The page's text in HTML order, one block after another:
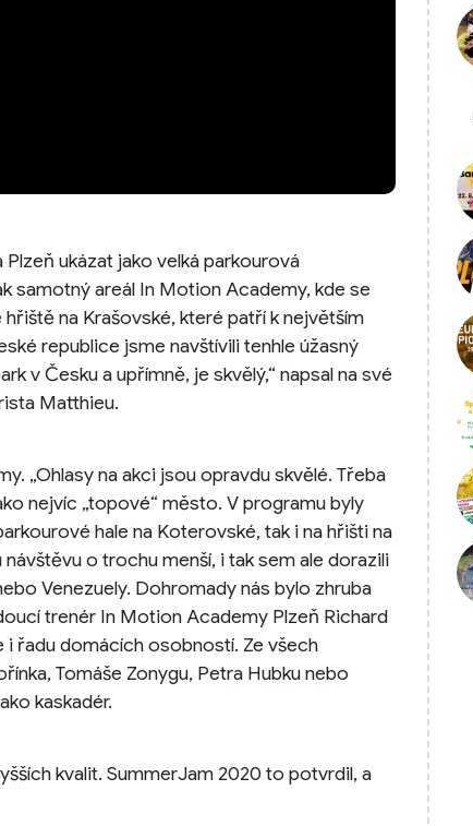
ukázat jako velká parkourová
samotný areál In Motion Academy, kde se
na Krašovské, které patří k největším
republice jsme navštívili tenhle úžasný
v Česku a upřímně, je skvělý,“ napsal na své
Matthieu.
„Ohlasy na akci jsou opravdu skvělé. Třeba
nejvíc „topové“ město. V programu byly
hale na Koterovské, tak i na hřišti na
o trochu menší, i tak sem ale dorazili
Venezuely. Dohromady nás bylo zhruba
trenér In Motion Academy Plzeň Richard
i řadu domácích osobností. Ze všech
Tomáše Zonygu, Petra Hubku nebo
kaskadér.
kvalit. SummerJam 2020 to potvrdil, a